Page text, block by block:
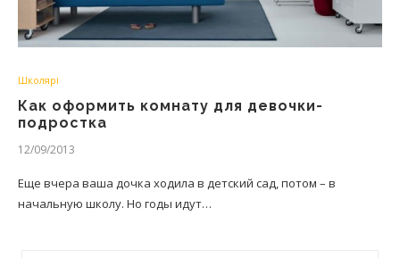
Школярі
Как оформить комнату для девочки-
подростка
12/09/2013
Еще вчера ваша дочка ходила в детский сад, потом – в
начальную школу. Но годы идут…